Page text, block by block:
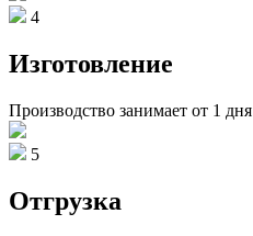
4
Изготовление
Производство занимает от 1 дня
5
Отгрузка